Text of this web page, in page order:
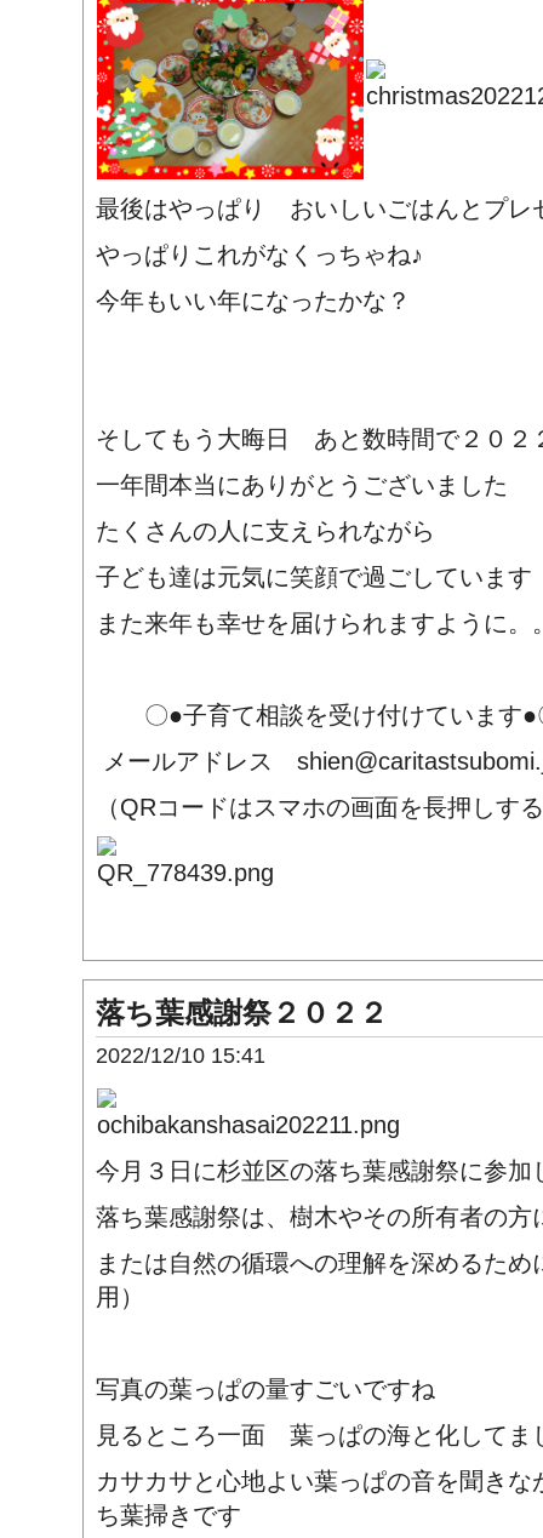
最後はやっぱり おいしいごはんとプレ
やっぱりこれがなくっちゃね♪
今年もいい年になったかな？
そしてもう大晦日 あと数時間で２０２
一年間本当にありがとうございました
たくさんの人に支えられながら
子ども達は元気に笑顔で過ごしています
また来年も幸せを届けられますように。
〇●子育て相談を受け付けています●
メールアドレス
（QRコードはスマホの画面を長押しす
落ち葉感謝祭２０２２
2022/12/10 15:41
今月３日に杉並区の落ち葉感謝祭に参加
落ち葉感謝祭は、樹木やその所有者の方
または自然の循環への理解を深めるた
用）
写真の葉っぱの量すごいですね
見るところ一面 葉っぱの海と化してま
カサカサと心地よい葉っぱの音を聞き
ち葉掃きです